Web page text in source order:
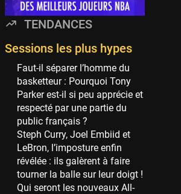
97 sessions
Philadelphia Sixers
89 sessions
Milwaukee Bucks
82 sessions
Hoop Culture
73 sessions
Oklahoma City Thunder
69 sessions
Phoenix Suns
69 sessions
TENDANCES
Sessions les plus hypes
Faut-il séparer l’homme du
basketteur : Pourquoi Tony
Parker est-il si peu apprécie et
respecté par une partie du
public français ?
Steph Curry, Joel Embiid et
LeBron, l’imposture enfin
révélée : ils galèrent à faire
tourner la balle sur leur doigt !
Qui seront les nouveaux All-